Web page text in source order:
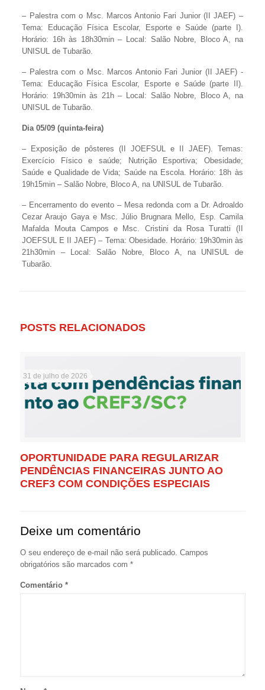
– Palestra com o Msc. Marcos Antonio Fari Junior (II JAEF) –
Tema: Educação Física Escolar, Esporte e Saúde (parte I).
Horário: 16h às 18h30min – Local: Salão Nobre, Bloco A, na
UNISUL de Tubarão.
– Palestra com o Msc. Marcos Antonio Fari Junior (II JAEF) -
Tema: Educação Física Escolar, Esporte e Saúde (parte II).
Horário: 19h30min às 21h – Local: Salão Nobre, Bloco A, na
UNISUL de Tubarão.
Dia 05/09 (quinta-feira)
– Exposição de pôsteres (II JOEFSUL e II JAEF). Temas:
Exercício Físico e saúde; Nutrição Esportiva; Obesidade;
Saúde e Qualidade de Vida; Saúde na Escola. Horário: 18h às
19h15min – Salão Nobre, Bloco A, na UNISUL de Tubarão.
– Encerramento do evento – Mesa redonda com a Dr. Adroaldo
Cezar Araujo Gaya e Msc. Júlio Brugnara Mello, Esp. Camila
Mafalda Mouta Campos e Msc. Cristini da Rosa Turatti (II
JOEFSUL E II JAEF) – Tema: Obesidade. Horário: 19h30min às
21h30min – Local: Salão Nobre, Bloco A, na UNISUL de
Tubarão.
POSTS RELACIONADOS
31 de julho de 2026
OPORTUNIDADE PARA REGULARIZAR
PENDÊNCIAS FINANCEIRAS JUNTO AO
CREF3 COM CONDIÇÕES ESPECIAIS
Deixe um comentário
O seu endereço de e-mail não será publicado. Campos
obrigatórios são marcados com *
Comentário *